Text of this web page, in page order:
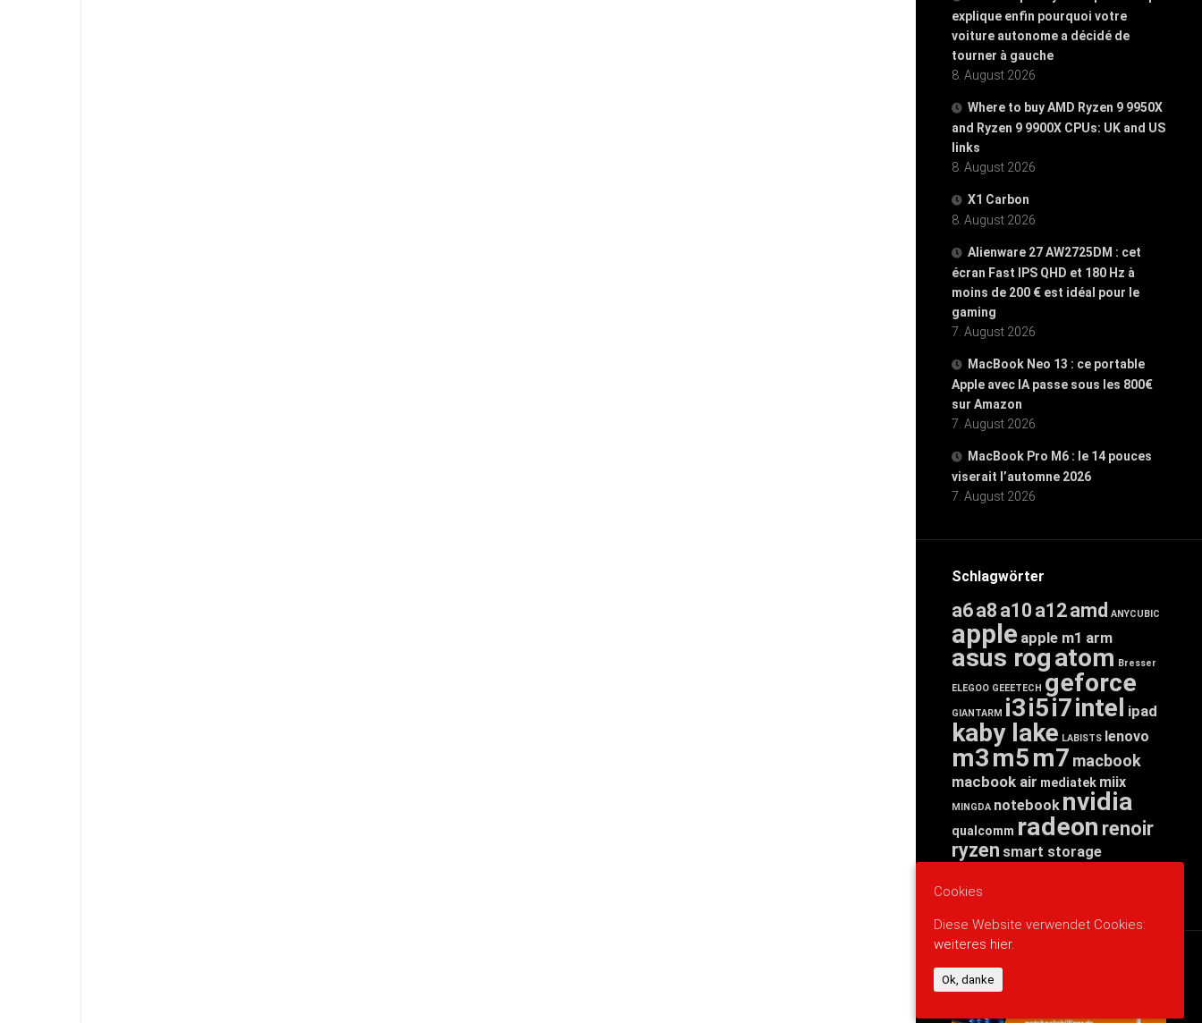
explique enfin pourquoi votre
voiture autonome a décidé de
tourner à gauche
8. August 2026
Where to buy AMD Ryzen 9 9950X
and Ryzen 9 9900X CPUs: UK and US
links
8. August 2026
X1 Carbon
8. August 2026
Alienware 27 AW2725DM : cet
écran Fast IPS QHD et 180 Hz à
moins de 200 € est idéal pour le
gaming
7. August 2026
MacBook Neo 13 : ce portable
Apple avec IA passe sous les 800€
sur Amazon
7. August 2026
MacBook Pro M6 : le 14 pouces
viserait l’automne 2026
7. August 2026
Schlagwörter
a6a8 a10 a12amd ANYCUBIC
apple apple m1 arm
asus rogatom Bresser
ELEGOO GEEETECH geforce
GIANTARM i3i5i7intel ipad
kaby lake LABISTS lenovo
m3m5m7 macbook
macbook air mediatek miix
MINGDA notebook nvidia
qualcomm radeon renoir
ryzen smart storage
threadripper
WERBUNG
Cookies
Diese Website verwendet Cookies:
weiteres hier.
Ok, danke